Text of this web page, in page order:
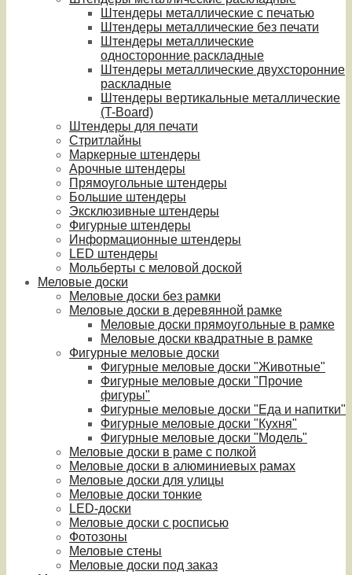
Штендеры металлические с печатью
Штендеры металлические без печати
Штендеры металлические
односторонние раскладные
Штендеры металлические двухсторонние
раскладные
Штендеры вертикальные металлические
(T-Board)
Штендеры для печати
Стритлайны
Маркерные штендеры
Арочные штендеры
Прямоугольные штендеры
Большие штендеры
Эксклюзивные штендеры
Фигурные штендеры
Информационные штендеры
LED штендеры
Мольберты с меловой доской
Меловые доски
Меловые доски без рамки
Меловые доски в деревянной рамке
Меловые доски прямоугольные в рамке
Меловые доски квадратные в рамке
Фигурные меловые доски
Фигурные меловые доски "Животные"
Фигурные меловые доски "Прочие
фигуры"
Фигурные меловые доски "Еда и напитки"
Фигурные меловые доски "Кухня"
Фигурные меловые доски "Модель"
Меловые доски в раме с полкой
Меловые доски в алюминиевых рамах
Меловые доски для улицы
Меловые доски тонкие
LED-доски
Меловые доски с росписью
Фотозоны
Меловые стены
Меловые доски под заказ